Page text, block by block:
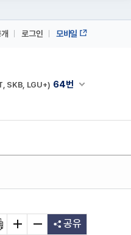
로그인 모바일
채널안내 펼쳐
SKB, LGU+) 64번
SKB, LGU+)
공유